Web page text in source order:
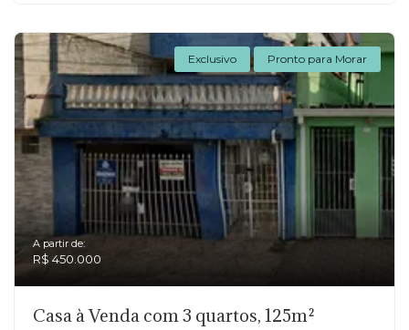
Exclusivo Pronto para Morar
A partir de:
R$ 450.000
Casa à Venda com 3 quartos, 125m²